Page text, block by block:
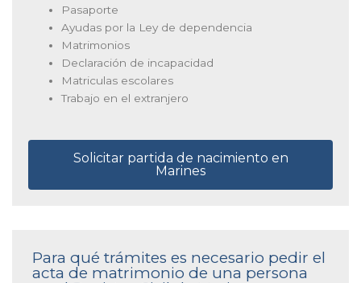
Pasaporte
Ayudas por la Ley de dependencia
Matrimonios
Declaración de incapacidad
Matriculas escolares
Trabajo en el extranjero
Solicitar partida de nacimiento en
Marines
Para qué trámites es necesario pedir el
acta de matrimonio de una persona